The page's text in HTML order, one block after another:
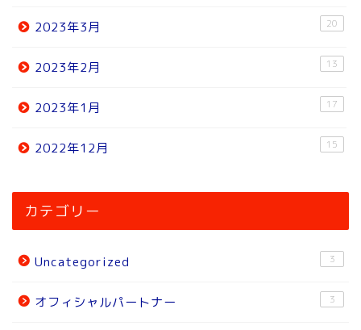
2023年3月 20
2023年2月 13
2023年1月 17
2022年12月 15
カテゴリー
Uncategorized 3
オフィシャルパートナー 3
ニュース